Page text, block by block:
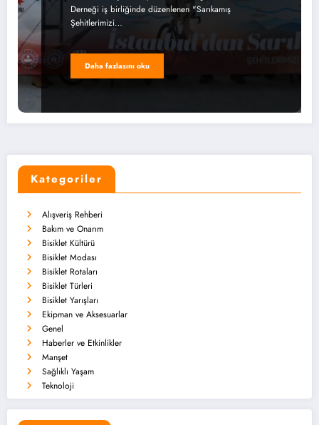
Derneği iş birliğinde düzenlenen "Sarıkamış
Şehitlerimizi…
Daha fazlasını oku
Kategoriler
Alışveriş Rehberi
Bakım ve Onarım
Bisiklet Kültürü
Bisiklet Modası
Bisiklet Rotaları
Bisiklet Türleri
Bisiklet Yarışları
Ekipman ve Aksesuarlar
Genel
Haberler ve Etkinlikler
Manşet
Sağlıklı Yaşam
Teknoloji